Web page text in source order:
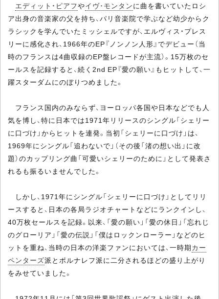
エディット・ピアフやイヴ･モンタンに曲を書いていたロシ
ア出身の音楽家の父を持ち、パリ音楽院で学ぶなど幼少からク
ラシックを学んでいたミッシェルですが、エルヴィス・プレス
リーに感化され、1966年のEP『ノンノン人形』でデビュー（当
時のフランスは4曲収録のEP盤レコードが主流）。15万枚のセ
ールスを記録すると、続く2nd EP『愛の願い』もヒットして、一
躍スターダムにのぼりつめました。
フランス国内のみならず、ヨーロッパ各国や日本などでも人
気を博し、特に日本では1971年リリースのシングル「シェリー
に口づけ」からヒットを連発。当初「シェリーに口づけ」は、
1969年にシングル「追わないで」（その後「渚の想い出」に改
題）のカップリング曲「可愛いシェリーのために」として発表さ
れるも振るいませんでした。
しかし、1971年にシングル「シェリーに口づけ」としてリリ
ースすると、日本の各局ラジオチャートなどにランクインし、
40万枚セールスを記録。以来、「愛の願い」「愛の休日」「忘れじ
のグローリア」「愛の伝説」「僕はロックンローラー」などのヒ
ットを重ね、当時の日本の洋楽ファンにおいては、一時期カー
ペンターズ派とポルナレフ派に二分されるほどの盛り上がり
をみせていました。